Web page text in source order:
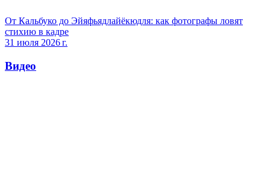
От Кальбуко до Эйяфьядлайёкюдля: как фотографы ловят
стихию в кадре
31 июля 2026 г.
Видео